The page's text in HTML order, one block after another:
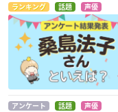
DARKER THAN BLA
CK -流星の双子-
紫苑・パブリチェン
コ
ランキング 話題 声優
アンケート 話題 声優